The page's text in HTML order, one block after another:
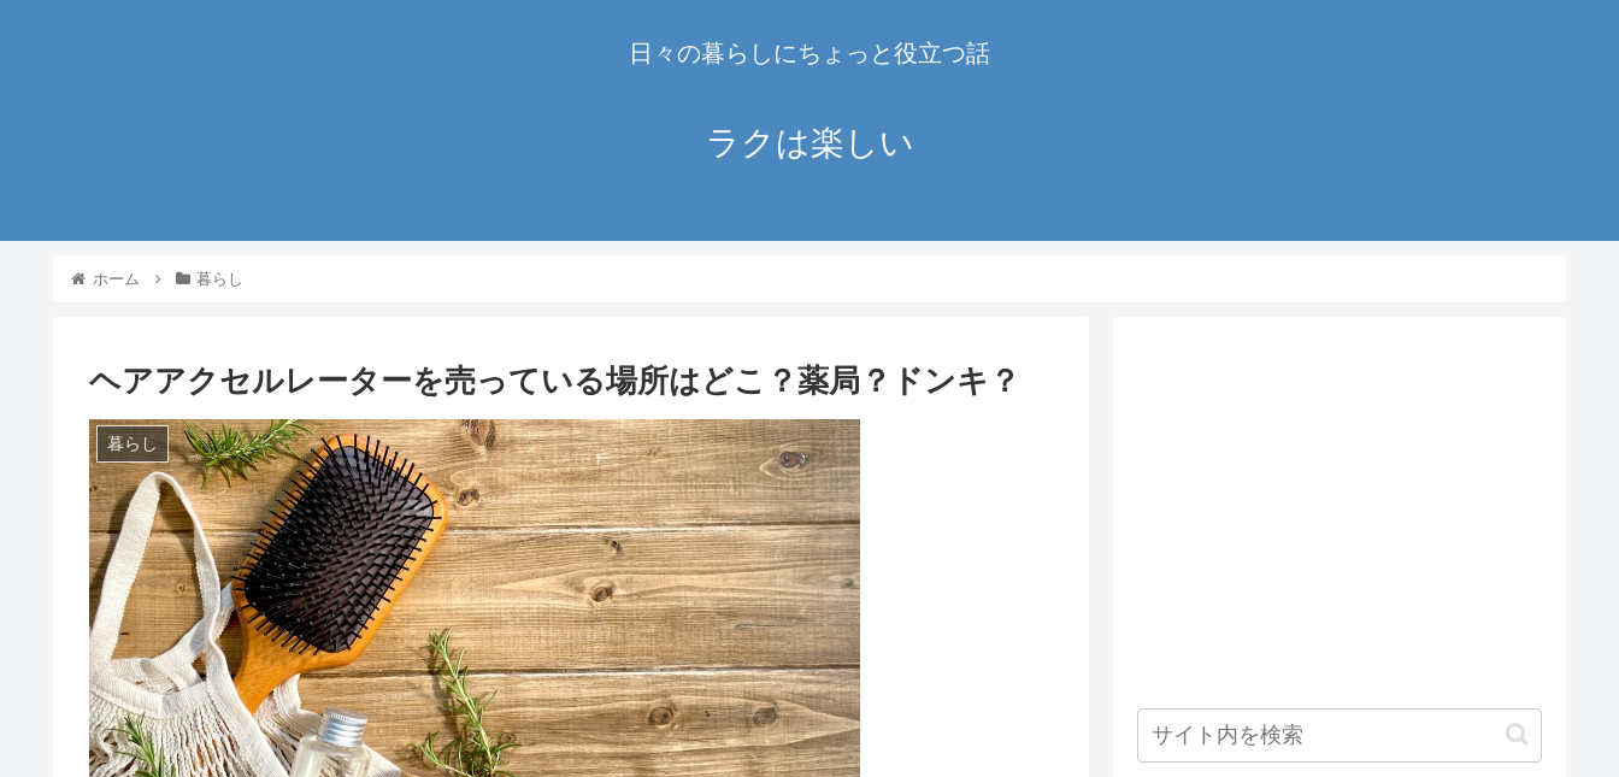
日々の暮らしにちょっと役立つ話
ラクは楽しい
ホーム 暮らし
ヘアアクセルレーターを売っている場所はどこ？薬局？ドンキ？
暮らし